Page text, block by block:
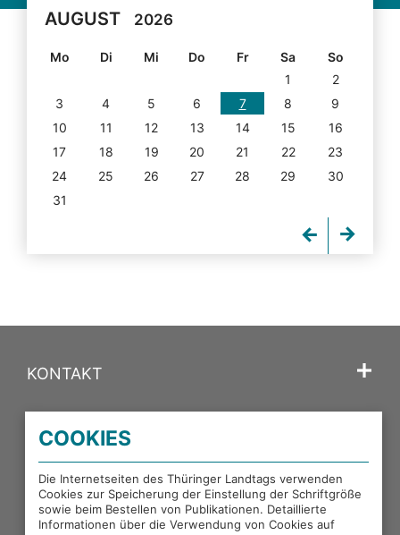
AUGUST 2026
Mo Di Mi Do Fr Sa
So
1
2
3
4 5 6 7 8
9
10
11 12 13 14 15
16
17
18 19 20 21 22
23
24
25 26 27 28 29
30
31
KONTAKT
PORTALE DES THÜRINGER LANDTAGS
EXTERNE LINKS
COOKIES
Die Internetseiten des Thüringer Landtags verwenden
Cookies zur Speicherung der Einstellung der Schriftgröße
sowie beim Bestellen von Publikationen. Detaillierte
Informationen über die Verwendung von Cookies auf